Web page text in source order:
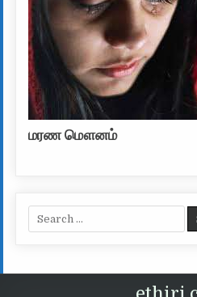
மரண மௌனம்
Search for: